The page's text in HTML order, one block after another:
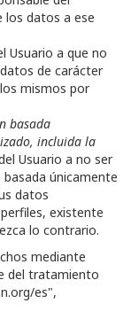
datos a ese
Usuario a que no
de carácter
mismos por
basada
incluida la
Usuario a no ser
únicamente
datos
existente
lo contrario.
mediante
del tratamiento
es",